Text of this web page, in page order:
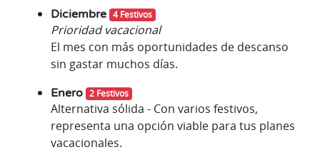
Diciembre 4 Festivos
Prioridad vacacional
El mes con más oportunidades de descanso
sin gastar muchos días.
Enero 2 Festivos
Alternativa sólida - Con varios festivos,
representa una opción viable para tus planes
vacacionales.